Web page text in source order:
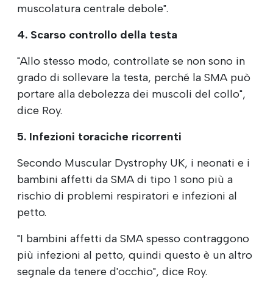
muscolatura centrale debole".
4. Scarso controllo della testa
"Allo stesso modo, controllate se non sono in
grado di sollevare la testa, perché la SMA può
portare alla debolezza dei muscoli del collo",
dice Roy.
5. Infezioni toraciche ricorrenti
Secondo Muscular Dystrophy UK, i neonati e i
bambini affetti da SMA di tipo 1 sono più a
rischio di problemi respiratori e infezioni al
petto.
"I bambini affetti da SMA spesso contraggono
più infezioni al petto, quindi questo è un altro
segnale da tenere d'occhio", dice Roy.